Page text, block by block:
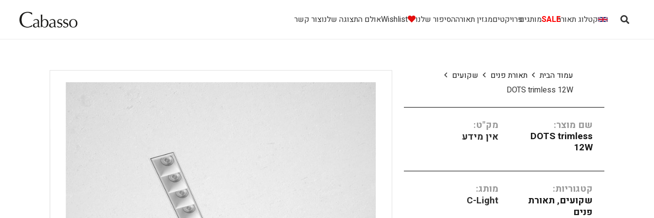
קטלוג תאורהSALEמותגיםפרויקטיםמגזין תאורההסיפור שלנו Wishlistאולם התצוגה שלנוצור קשר
עמוד הבית תאורת פנים
שקועים
DOTS trimless 12W
שם מוצר:
DOTS trimless
12W
מק"ט:
אין מידע
קטגוריות:
שקועים, תאורת
פנים
מותג:
C-Light